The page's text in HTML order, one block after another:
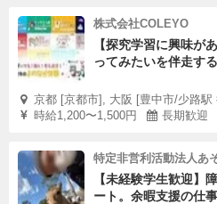
株式会社COLEYO
【探究学習に興味が
ってみたいを伴走す
京都 [京都市], 大阪 [豊中市/少路駅
時給1,200〜1,500円
長期歓迎
特定非営利活動法人あ
【未経験学生歓迎】
ート。余暇支援の仕事